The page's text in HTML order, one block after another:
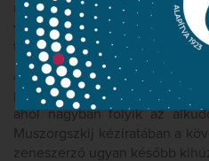
mind a két dallamot. Ravel
vonóskar a Goldenbergé, míg
trombitával próbál védekezni.
A Limoges le marché (La
piac: A nagy újság) c. tétel a
ahol nagyban folyik az
Muszorgszkij kéziratában a
zeneszerző ugyan később